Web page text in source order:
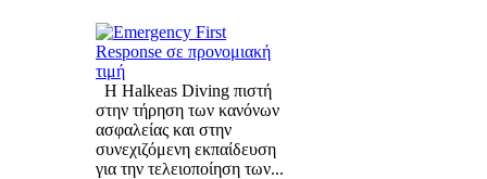
Η Halkeas Diving πιστή
στην τήρηση των κανόνων
ασφαλείας και στην
συνεχιζόμενη εκπαίδευση
για την τελειοποίηση των...